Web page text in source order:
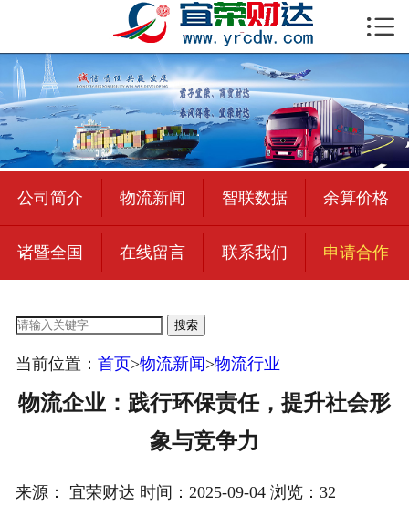
 首页
公司简介
物流新闻
绍兴至全国
合作加盟
宜荣智联
联系我们
登录

公司简介 物流新闻 智联数据 余算价格
诸暨全国 在线留言 联系我们 申请合作
搜索
当前位置： 首页>物流新闻 >物流行业
物流企业：践行环保责任，提升社会形
象与竞争力
来源： 宜荣财达 时间：2025-09-04 浏览：32